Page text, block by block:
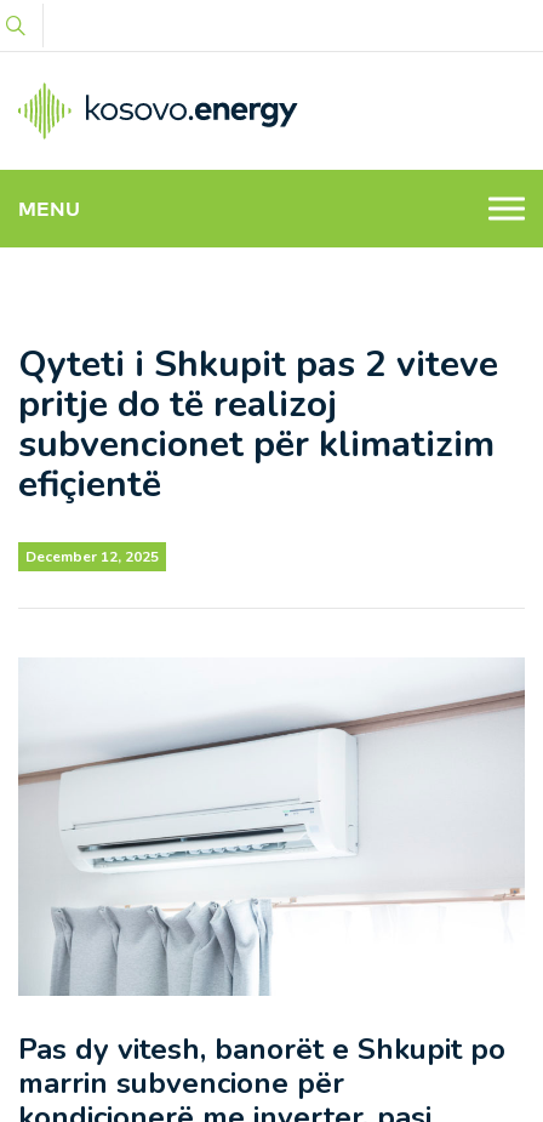
MENU
Qyteti i Shkupit pas 2 viteve
pritje do të realizoj
subvencionet për klimatizim
efiçientë
December 12, 2025
Pas dy vitesh, banorët e Shkupit po
marrin subvencione për